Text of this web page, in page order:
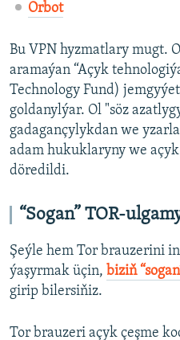
Orbot
Bu VPN hyzmatlary mugt.
aramaýan “Açyk
Technology Fund)
goldanylýar. Ol "söz
gadagançylykdan we
adam hukuklaryny we
döredildi.
“Sogan” TOR-
Şeýle hem Tor brauzerini
ýaşyrmak üçin, biziň
girip bilersiňiz.
Tor brauzeri açyk çeşme